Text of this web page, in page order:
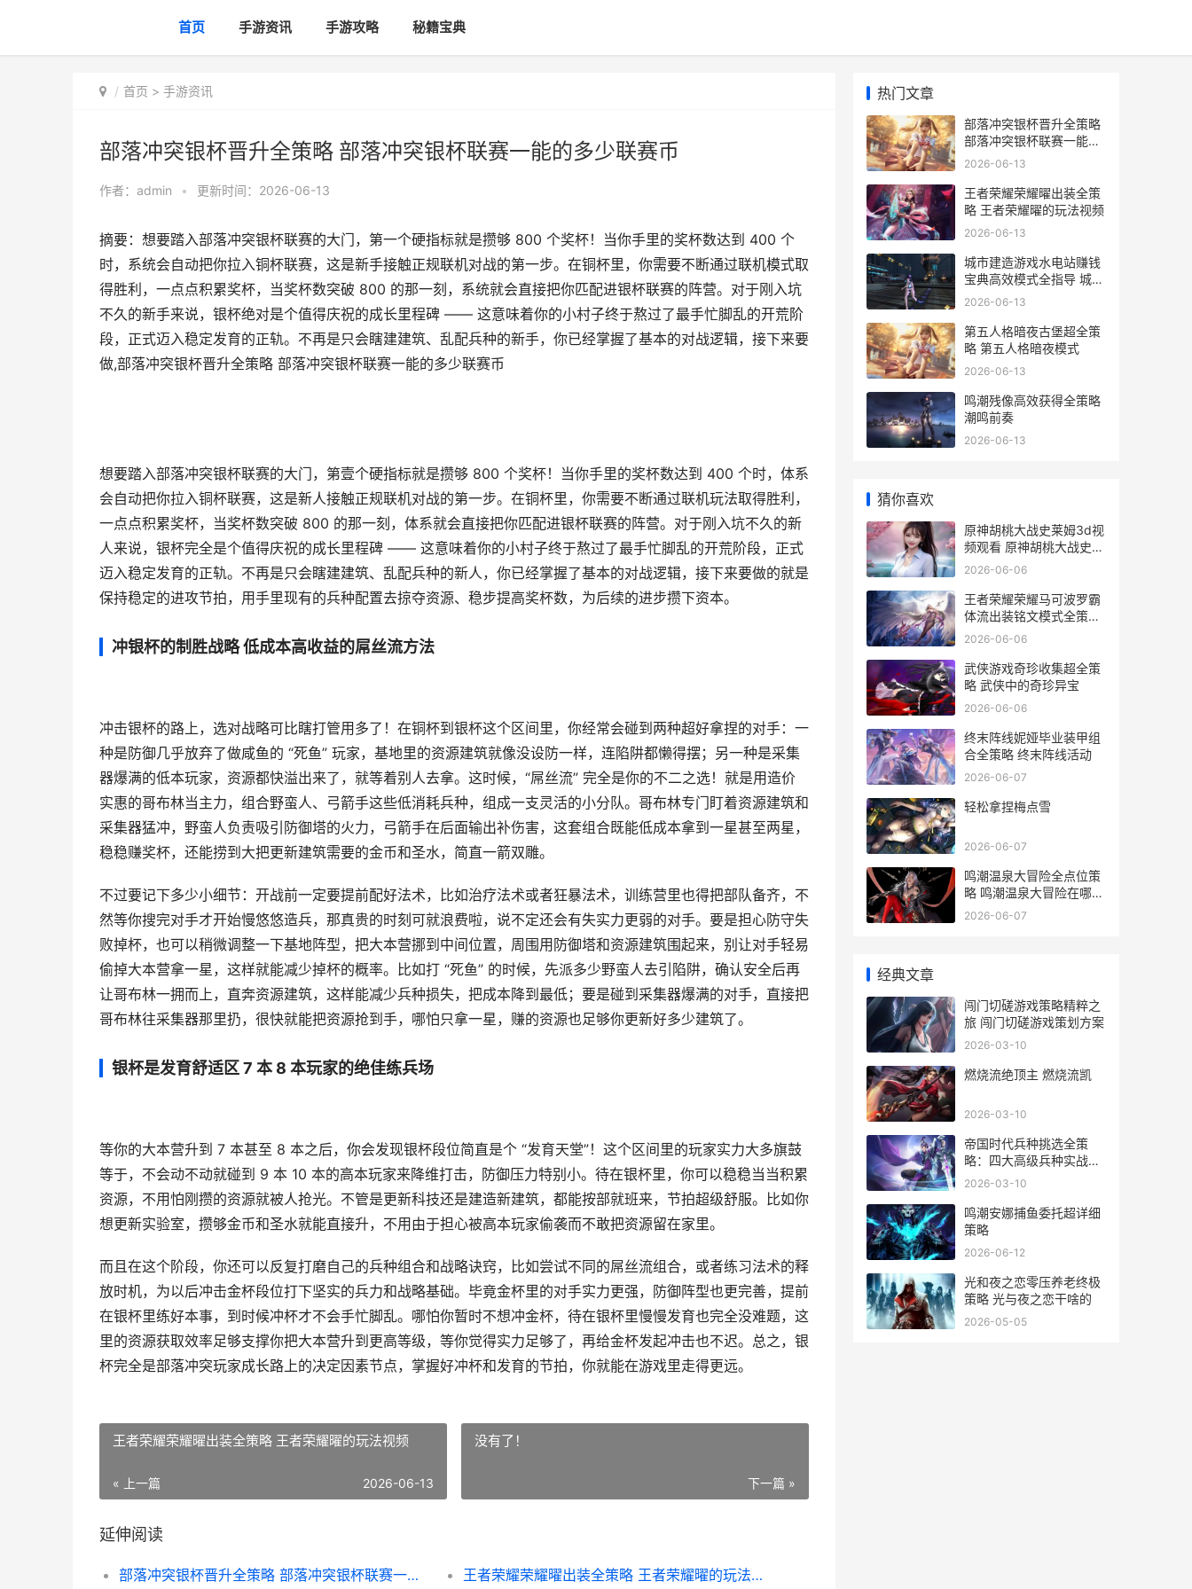
首页 手游资讯 手游攻略 秘籍宝典
首页 > 手游资讯
部落冲突银杯晋升全策略 部落冲突银杯联赛一能的多少联赛币
作者： admin • 更新时间：2026-06-13
摘要：想要踏入部落冲突银杯联赛的大门，第一个硬指标就是攒够 800 个奖杯！当你手里的奖杯数达到 400 个
时，系统会自动把你拉入铜杯联赛，这是新手接触正规联机对战的第一步。在铜杯里，你需要不断通过联机模式取
得胜利，一点点积累奖杯，当奖杯数突破 800 的那一刻，系统就会直接把你匹配进银杯联赛的阵营。对于刚入坑
不久的新手来说，银杯绝对是个值得庆祝的成长里程碑 —— 这意味着你的小村子终于熬过了最手忙脚乱的开荒阶
段，正式迈入稳定发育的正轨。不再是只会瞎建建筑、乱配兵种的新手，你已经掌握了基本的对战逻辑，接下来要
做,部落冲突银杯晋升全策略 部落冲突银杯联赛一能的多少联赛币
想要踏入部落冲突银杯联赛的大门，第壹个硬指标就是攒够 800 个奖杯！当你手里的奖杯数达到 400 个时，体系
会自动把你拉入铜杯联赛，这是新人接触正规联机对战的第一步。在铜杯里，你需要不断通过联机玩法取得胜利，
一点点积累奖杯，当奖杯数突破 800 的那一刻，体系就会直接把你匹配进银杯联赛的阵营。对于刚入坑不久的新
人来说，银杯完全是个值得庆祝的成长里程碑 —— 这意味着你的小村子终于熬过了最手忙脚乱的开荒阶段，正式
迈入稳定发育的正轨。不再是只会瞎建建筑、乱配兵种的新人，你已经掌握了基本的对战逻辑，接下来要做的就是
保持稳定的进攻节拍，用手里现有的兵种配置去掠夺资源、稳步提高奖杯数，为后续的进步攒下资本。
冲银杯的制胜战略 低成本高收益的屌丝流方法
冲击银杯的路上，选对战略可比瞎打管用多了！在铜杯到银杯这个区间里，你经常会碰到两种超好拿捏的对手：一
种是防御几乎放弃了做咸鱼的 “死鱼” 玩家，基地里的资源建筑就像没设防一样，连陷阱都懒得摆；另一种是采集
器爆满的低本玩家，资源都快溢出来了，就等着别人去拿。这时候，“屌丝流” 完全是你的不二之选！就是用造价
实惠的哥布林当主力，组合野蛮人、弓箭手这些低消耗兵种，组成一支灵活的小分队。哥布林专门盯着资源建筑和
采集器猛冲，野蛮人负责吸引防御塔的火力，弓箭手在后面输出补伤害，这套组合既能低成本拿到一星甚至两星，
稳稳赚奖杯，还能捞到大把更新建筑需要的金币和圣水，简直一箭双雕。
不过要记下多少小细节：开战前一定要提前配好法术，比如治疗法术或者狂暴法术，训练营里也得把部队备齐，不
然等你搜完对手才开始慢悠悠造兵，那真贵的时刻可就浪费啦，说不定还会有失实力更弱的对手。要是担心防守失
败掉杯，也可以稍微调整一下基地阵型，把大本营挪到中间位置，周围用防御塔和资源建筑围起来，别让对手轻易
偷掉大本营拿一星，这样就能减少掉杯的概率。比如打 “死鱼” 的时候，先派多少野蛮人去引陷阱，确认安全后再
让哥布林一拥而上，直奔资源建筑，这样能减少兵种损失，把成本降到最低；要是碰到采集器爆满的对手，直接把
哥布林往采集器那里扔，很快就能把资源抢到手，哪怕只拿一星，赚的资源也足够你更新好多少建筑了。
银杯是发育舒适区 7 本 8 本玩家的绝佳练兵场
等你的大本营升到 7 本甚至 8 本之后，你会发现银杯段位简直是个 “发育天堂”！这个区间里的玩家实力大多旗鼓
等于，不会动不动就碰到 9 本 10 本的高本玩家来降维打击，防御压力特别小。待在银杯里，你可以稳稳当当积累
资源，不用怕刚攒的资源就被人抢光。不管是更新科技还是建造新建筑，都能按部就班来，节拍超级舒服。比如你
想更新实验室，攒够金币和圣水就能直接升，不用由于担心被高本玩家偷袭而不敢把资源留在家里。
而且在这个阶段，你还可以反复打磨自己的兵种组合和战略诀窍，比如尝试不同的屌丝流组合，或者练习法术的释
放时机，为以后冲击金杯段位打下坚实的兵力和战略基础。毕竟金杯里的对手实力更强，防御阵型也更完善，提前
在银杯里练好本事，到时候冲杯才不会手忙脚乱。哪怕你暂时不想冲金杯，待在银杯里慢慢发育也完全没难题，这
里的资源获取效率足够支撑你把大本营升到更高等级，等你觉得实力足够了，再给金杯发起冲击也不迟。总之，银
杯完全是部落冲突玩家成长路上的决定因素节点，掌握好冲杯和发育的节拍，你就能在游戏里走得更远。
王者荣耀荣耀曜出装全策略 王者荣耀曜的玩法视频
« 上一篇 2026-06-13
没有了！
下一篇 »
延伸阅读
部落冲突银杯晋升全策略 部落冲突银杯联赛一能的多少联赛币 王者荣耀荣耀曜出装全策略 王者荣耀曜的玩法视频
热门文章
部落冲突银杯晋升全策略
部落冲突银杯联赛一能的
多少联赛币
2026-06-13
王者荣耀荣耀曜出装全策
略 王者荣耀曜的玩法视频
2026-06-13
城市建造游戏水电站赚钱
宝典高效模式全指导 城市
建造游戏单机
2026-06-13
第五人格暗夜古堡超全策
略 第五人格暗夜模式
2026-06-13
鸣潮残像高效获得全策略
潮鸣前奏
2026-06-13
猜你喜欢
原神胡桃大战史莱姆3d视
频观看 原神胡桃大战史莱
姆想要的来
2026-06-06
王者荣耀荣耀马可波罗霸
体流出装铭文模式全策略
王者荣耀荣耀马超
2026-06-06
武侠游戏奇珍收集超全策
略 武侠中的奇珍异宝
2026-06-06
终末阵线妮娅毕业装甲组
合全策略 终末阵线活动
2026-06-07
轻松拿捏梅点雪
2026-06-07
鸣潮温泉大冒险全点位策
略 鸣潮温泉大冒险在哪里
接
2026-06-07
经典文章
闯门切磋游戏策略精粹之
旅 闯门切磋游戏策划方案
2026-03-10
燃烧流绝顶主 燃烧流凯
2026-03-10
帝国时代兵种挑选全策
略：四大高级兵种实战分
析 帝国时代出兵
2026-03-10
鸣潮安娜捕鱼委托超详细
策略
2026-06-12
光和夜之恋零压养老终极
策略 光与夜之恋干啥的
2026-05-05